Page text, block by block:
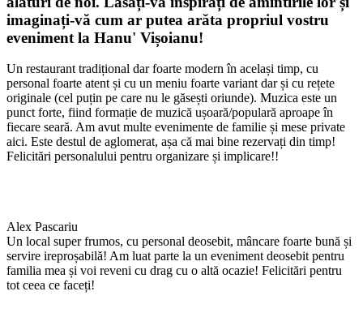
imaginați-vă cum ar putea arăta propriul vostru
eveniment la Hanu' Vișoianu!
Un restaurant tradițional dar foarte modern în același timp, cu
personal foarte atent și cu un meniu foarte variant dar și cu rețete
originale (cel puțin pe care nu le găsești oriunde). Muzica este un
punct forte, fiind formație de muzică ușoară/populară aproape în
fiecare seară. Am avut multe evenimente de familie și mese private
aici. Este destul de aglomerat, așa că mai bine rezervați din timp!
Felicitări personalului pentru organizare și implicare!!
Alex Pascariu
Un local super frumos, cu personal deosebit, mâncare foarte bună și
servire ireproșabilă! Am luat parte la un eveniment deosebit pentru
familia mea și voi reveni cu drag cu o altă ocazie! Felicitări pentru
tot ceea ce faceți!